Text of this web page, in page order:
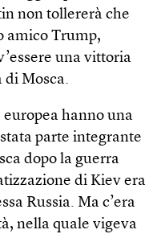
non tollererà che
amico Trump,
una vittoria
di Mosca.
hanno una
parte integrante
dopo la guerra
di Kiev era
Russia. Ma c’era
nella quale vigeva